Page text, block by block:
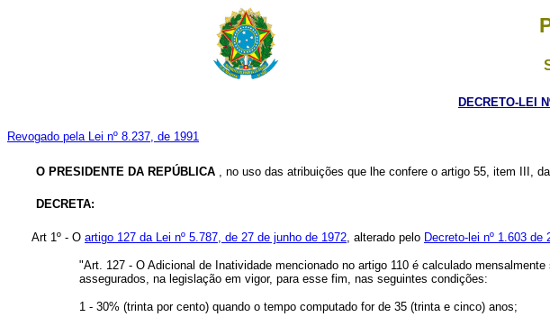
DECRETO-LEI
Revogado pela Lei nº 8.237, de 1991
O PRESIDENTE DA REPÚBLICA , no uso das atribuições que lhe confere o artigo 55, item III,
DECRETA:
Art 1º - O artigo 127 da Lei nº 5.787, de 27 de junho de 1972 , alterado pelo Decreto-lei nº 1.603 de
"Art. 127 - O Adicional de Inatividade mencionado no artigo 110 é calculado
assegurados, na legislação em vigor, para esse fim, nas seguintes condições:
1 - 30% (trinta por cento) quando o tempo computado for de 35 (trinta e cinco) anos;